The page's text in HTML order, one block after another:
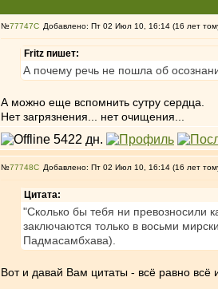
№77747 Добавлено: Пт 02 Июл 10, 16:14 (16 лет
Fritz пишет:
А почему речь не пошла об
А можно еще вспомнить сутру сердца.
Нет загрязнения... нет очищения...
№77748 Добавлено: Пт 02 Июл 10, 16:14 (16 лет
Цитата:
"Сколько бы тебя ни превозносили
заключаются только в восьми
Падмасамбхава).
Вот и давай Вам цитаты - всё равно всё